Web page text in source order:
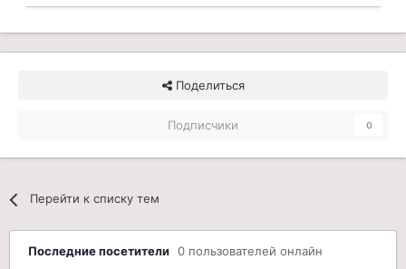
Поделиться
Подписчики 0
Перейти к списку тем
Последние посетители 0 пользователей онлайн